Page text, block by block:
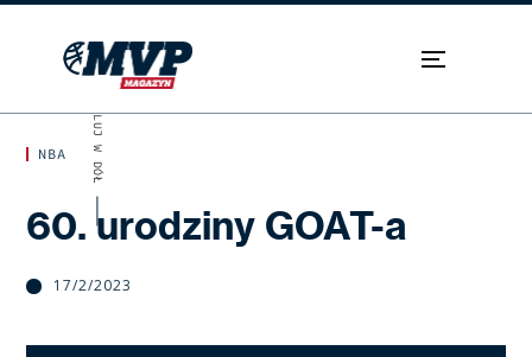
NBA
60. urodziny GOAT-a
17/2/2023
SKROLUJ W DÓŁ